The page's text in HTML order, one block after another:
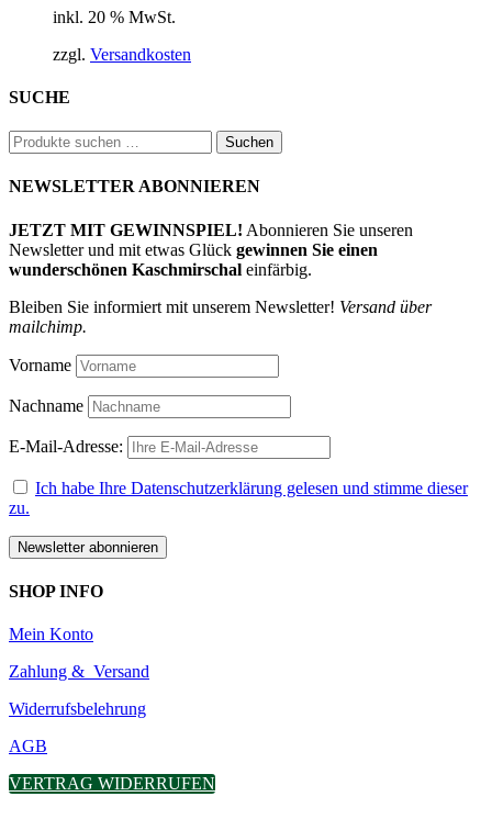
inkl. 20 % MwSt.
zzgl. Versandkosten
SUCHE
Suchen
nach:
Suchen
NEWSLETTER ABONNIEREN
JETZT MIT GEWINNSPIEL! Abonnieren Sie unseren
Newsletter und mit etwas Glück gewinnen Sie einen
wunderschönen Kaschmirschal einfärbig.
Bleiben Sie informiert mit unserem Newsletter! Versand über
mailchimp.
Vorname
Nachname
E-Mail-Adresse:
Ich habe Ihre Datenschutzerklärung gelesen und stimme dieser
zu.
SHOP INFO
Mein Konto
Zahlung & Versand
Widerrufsbelehrung
AGB
VERTRAG WIDERRUFEN